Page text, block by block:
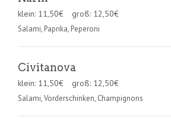
klein: 11,50€ groß: 12,50€
Salami, Paprika, Peperoni
Civitanova
klein: 11,50€ groß: 12,50€
Salami, Vorderschinken, Champignons